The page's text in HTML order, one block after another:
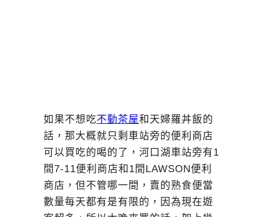
如果不想吃不動茶屋和天婦羅丼飯的
話，那大概就只剩車站旁的便利商店
可以買吃的喝的了，河口湖車站旁有1
間7-11便利商店和1間LAWSON便利
商店，但不管哪一間，賣的熟食便當
數量每天都有是有限的，因為現在遊